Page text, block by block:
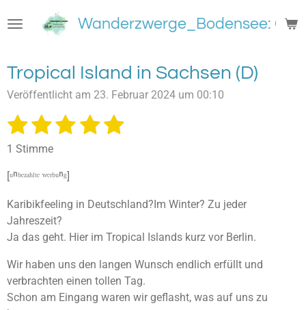
Hauptinhalt
Wanderzwerge_Bodensee:
Tropical Island in Sachsen (D)
Veröffentlicht am 23. Februar 2024 um 00:10
B
e
w
e
t
u
n
:
5
S
1
S
t
e
r
n
2
S
t
r
n
e
3
t
r
n
e
4
r
n
e
5
r
n
e
B
u
n
a
s
e
n
d
1 Stimme
[ᵘⁿᵇᵉᶻᵃʰˡᵗᵉ ʷᵉʳᵇᵘⁿᵍ]
Karibikfeeling in Deutschland?Im Winter? Zu jeder
Jahreszeit?
Ja das geht. Hier im Tropical Islands kurz vor Berlin.
Wir haben uns den langen Wunsch endlich erfüllt und
verbrachten einen tollen Tag.
Schon am Eingang waren wir geflasht, was auf uns zu